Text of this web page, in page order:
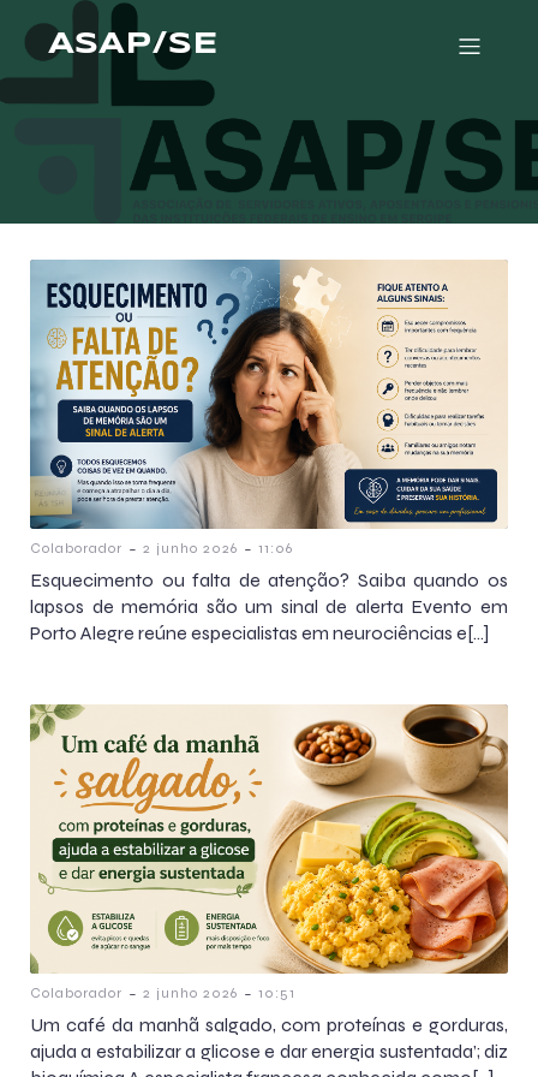
ASAP/SE
Colaborador - 2 junho 2026 - 11:06
Esquecimento ou falta de atenção? Saiba quando os
lapsos de memória são um sinal de alerta Evento em
Porto Alegre reúne especialistas em neurociências e[…]
Colaborador - 2 junho 2026 - 10:51
Um café da manhã salgado, com proteínas e gorduras,
ajuda a estabilizar a glicose e dar energia sustentada’; diz